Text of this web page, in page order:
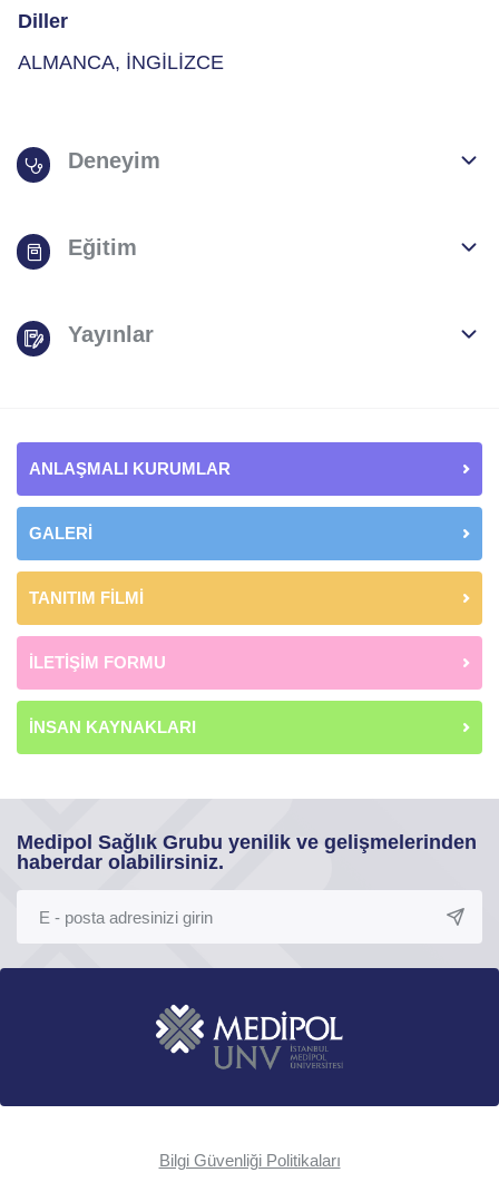
Diller
ALMANCA, İNGİLİZCE
Deneyim
Eğitim
Yayınlar
ANLAŞMALI KURUMLAR
GALERİ
TANITIM FİLMİ
İLETİŞİM FORMU
İNSAN KAYNAKLARI
Medipol Sağlık Grubu yenilik ve gelişmelerinden
haberdar olabilirsiniz.
Bilgi Güvenliği Politikaları